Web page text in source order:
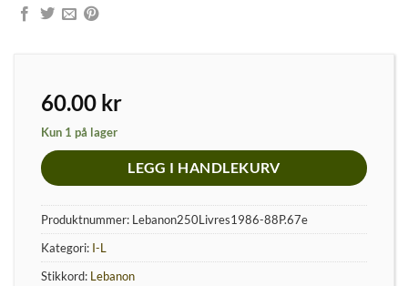
60.00 kr
Kun 1 på lager
LEGG I HANDLEKURV
Produktnummer: Lebanon250Livres1986-88P.67e
Kategori: I-L
Stikkord: Lebanon